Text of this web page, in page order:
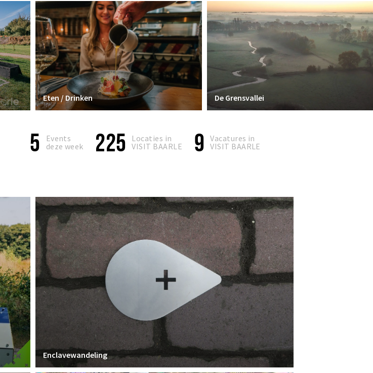
Eten / Drinken De Grensvallei
5
Events
deze week
225
Locaties in
VISIT BAARLE
9
Vacatures in
VISIT BAARLE
Enclavewandeling